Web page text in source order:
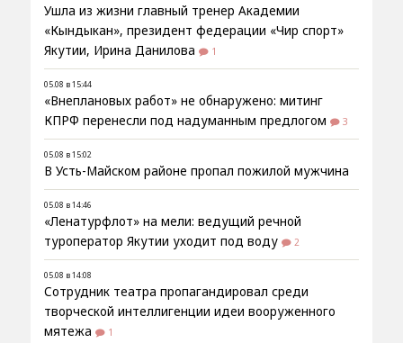
Ушла из жизни главный тренер Академии
«Кындыкан», президент федерации «Чир спорт»
Якутии, Ирина Данилова
1
05.08 в 15:44
«Внеплановых работ» не обнаружено: митинг
КПРФ перенесли под надуманным предлогом
3
05.08 в 15:02
В Усть-Майском районе пропал пожилой мужчина
05.08 в 14:46
«Ленатурфлот» на мели: ведущий речной
туроператор Якутии уходит под воду
2
05.08 в 14:08
Сотрудник театра пропагандировал среди
творческой интеллигенции идеи вооруженного
мятежа
1